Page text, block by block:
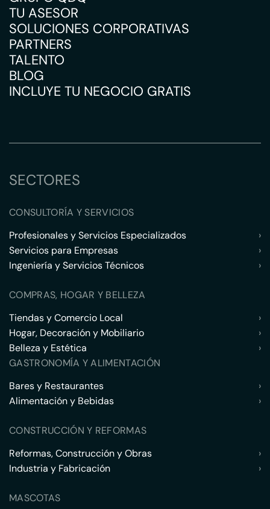
TU ASESOR
SOLUCIONES CORPORATIVAS
PARTNERS
TALENTO
BLOG
INCLUYE TU NEGOCIO GRATIS
SECTORES
CONSULTORÍA Y SERVICIOS
Profesionales y Servicios Especializados
›
Servicios para Empresas
›
Ingeniería y Servicios Técnicos
›
COMPRAS, HOGAR Y BELLEZA
Tiendas y Comercio Local
›
Hogar, Decoración y Mobiliario
›
Belleza y Estética
›
GASTRONOMÍA Y ALIMENTACIÓN
Bares y Restaurantes
›
Alimentación y Bebidas
›
CONSTRUCCIÓN Y REFORMAS
Reformas, Construcción y Obras
›
Industria y Fabricación
›
MASCOTAS